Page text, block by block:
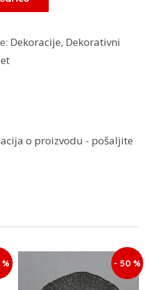
Dekoracije, Dekorativni
o proizvodu - pošaljite
- 50 %